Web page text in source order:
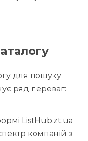
для пошуку
ряд переваг:
ListHub.zt.ua
компаній з